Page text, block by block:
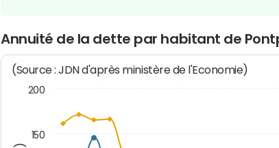
Annuité de la dette par habitant de
(Source : JDN d'après ministère de l'Economie)
150
200